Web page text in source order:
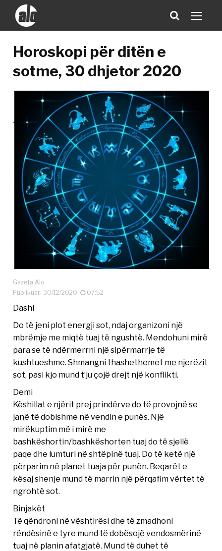
Horoskopi për ditën e
sotme, 30 dhjetor 2020
Gazeta Alo
Publikuar: 30/12/2020
07:52
Dashi
Do të jeni plot energji sot, ndaj organizoni një
mbrëmje me miqtë tuaj të ngushtë. Mendohuni mirë
para se të ndërmerrni një sipërmarrje të
kushtueshme. Shmangni thashethemet me njerëzit
sot, pasi kjo mund t’ju çojë drejt një konflikti.
Demi
Këshillat e njërit prej prindërve do të provojnë se
janë të dobishme në vendin e punës. Një
mirëkuptim më i mirë me
bashkëshortin/bashkëshorten tuaj do të sjellë
paqe dhe lumturi në shtëpinë tuaj. Do të ketë një
përparim në planet tuaja për punën. Beqarët e
kësaj shenje mund të marrin një përqafim vërtet të
ngrohtë sot.
Binjakët
Të qëndroni në vështirësi dhe të zmadhoni
rëndësinë e tyre mund të dobësojë vendosmërinë
tuaj në planin afatgjatë. Mund të duhet të